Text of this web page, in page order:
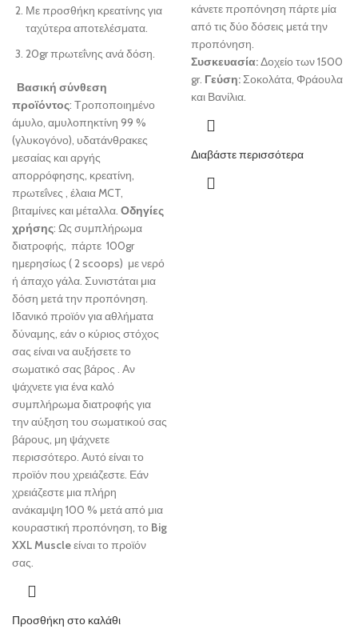
Με προσθήκη κρεατίνης για
ταχύτερα αποτελέσματα.
20gr πρωτεΐνης ανά δόση.
Βασική σύνθεση
προϊόντος: Τροποποιημένο
άμυλο, αμυλοπηκτίνη 99 %
(γλυκογόνο), υδατάνθρακες
μεσαίας και αργής
απορρόφησης, κρεατίνη,
πρωτεΐνες , έλαια MCT,
βιταμίνες και μέταλλα. Οδηγίες
χρήσης: Ως συμπλήρωμα
διατροφής, πάρτε 100gr
ημερησίως ( 2 scoops) με νερό
ή άπαχο γάλα. Συνιστάται μια
δόση μετά την προπόνηση.
Ιδανικό προϊόν για αθλήματα
δύναμης, εάν ο κύριος στόχος
σας είναι να αυξήσετε το
σωματικό σας βάρος . Αν
ψάχνετε για ένα καλό
συμπλήρωμα διατροφής για
την αύξηση του σωματικού σας
βάρους, μη ψάχνετε
περισσότερο. Αυτό είναι το
προϊόν που χρειάζεστε. Εάν
χρειάζεστε μια πλήρη
ανάκαμψη 100 % μετά από μια
κουραστική προπόνηση, το Big
XXL Muscleείναι το προϊόν
σας.
Προσθήκη στο καλάθι
κάνετε προπόνηση πάρτε μία
από τις δύο δόσεις μετά την
προπόνηση.
Συσκευασία:Δοχείο των 1500
gr. Γεύση:Σοκολάτα, Φράουλα
και Βανίλια.
Διαβάστε περισσότερα